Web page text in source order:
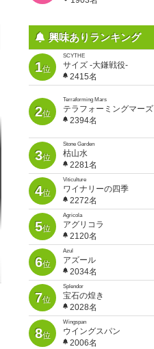
興味ありランキング
1位
SCYTHE
サイズ -大鎌戦役-
2415名
2位
Terraforming Mars
テラフォーミングマーズ
2394名
3位
Stone Garden
枯山水
2281名
4位
Viticulture
ワイナリーの四季
2272名
5位
Agricola
アグリコラ
2120名
6位
Azul
アズール
2034名
7位
Splendor
宝石の煌き
2028名
8位
Wingspan
ウイングスパン
2006名